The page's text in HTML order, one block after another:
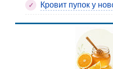
Кровит пупок у